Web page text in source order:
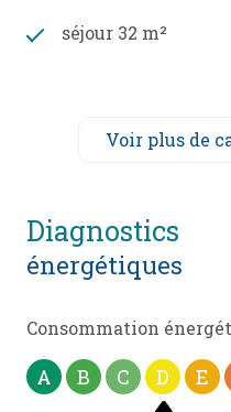
séjour 32 m²
1 salle(s) d'eau
construit en 1970
cuisine séparée
Chauffage collectif
ville)
Voir plus de
diagnostics
énergétiques
Consommation
A B C D E